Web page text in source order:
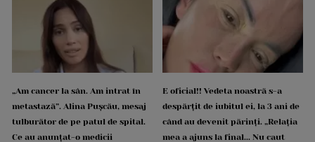
„Am cancer la sân. Am intrat în
metastază”. Alina Pușcău, mesaj
tulburător de pe patul de spital.
Ce au anunțat-o medicii
E oficial!! Vedeta noastră s-a
despărțit de iubitul ei, la 3 ani de
când au devenit părinți. „Relația
mea a ajuns la final... Nu caut